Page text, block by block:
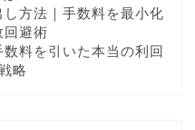
し方法｜手数料を最小化
回避術
数料を引いた本当の利回
略